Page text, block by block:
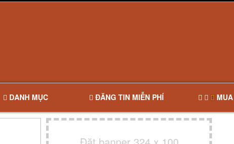
DANH MỤC ĐĂNG TIN MIỄN PHÍ